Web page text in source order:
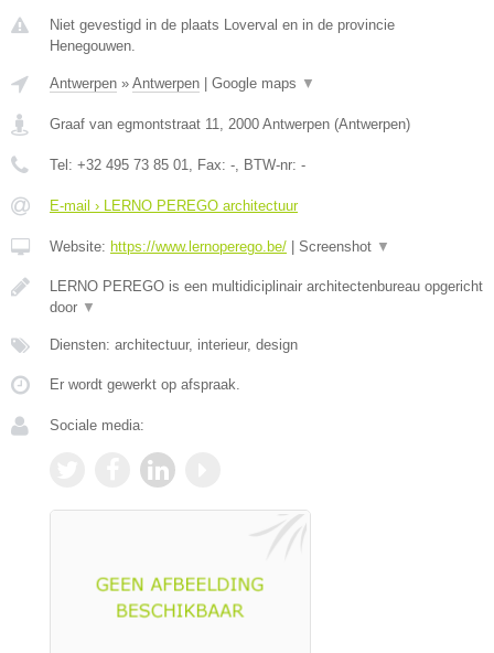
Niet gevestigd in de plaats Loverval en in de provincie
Henegouwen.
Antwerpen » Antwerpen Google maps ▼
Graaf van egmontstraat 11 2000 Antwerpen (Antwerpen)
Tel: +32 495 73 85 01 , Fax: - , BTW-nr: -
E-mail › LERNO PEREGO architectuur
Website: https://www.lernoperego.be/ Screenshot ▼
LERNO PEREGO is een multidiciplinair architectenbureau opgericht
door ▼
Diensten: architectuur, interieur, design
Er wordt gewerkt op afspraak.
Sociale media: